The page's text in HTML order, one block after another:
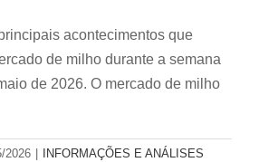
acontecimentos que
de milho durante a semana
de 2026. O mercado de milho
2026
INFORMAÇÕES E ANÁLISES